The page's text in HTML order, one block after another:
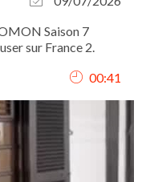
sur France 2.
00:41